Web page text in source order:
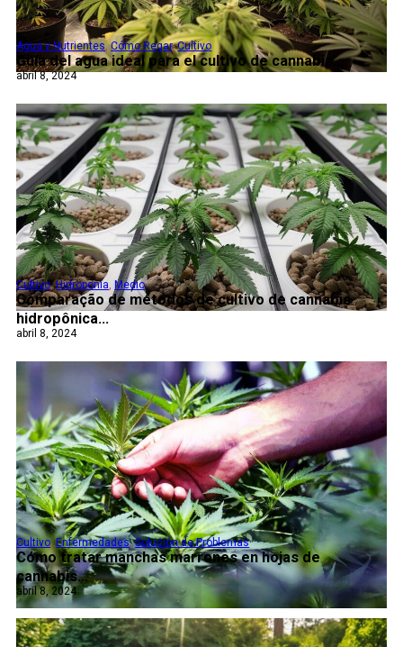
Guía del agua ideal para el cultivo de cannabis...
Agua y Nutrientes,Cómo Regar,Cultivo
abril 8, 2024
Comparação de métodos de cultivo de cannabis
hidropônica...
Cultivo,Hidroponía ,Medio
abril 8, 2024
Cómo tratar manchas marrones en hojas de
cannabis...
Cultivo,Enfermedades,Solución de Problemas
abril 8, 2024